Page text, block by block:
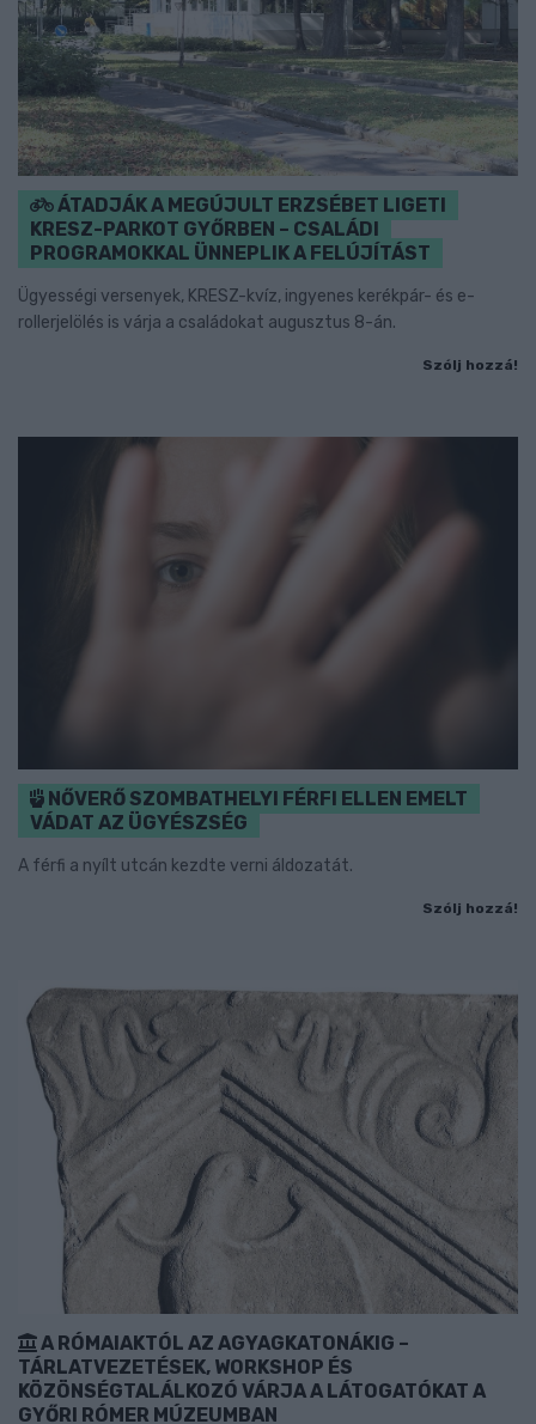
ÁTADJÁK A MEGÚJULT ERZSÉBET LIGETI
KRESZ-PARKOT GYŐRBEN – CSALÁDI
PROGRAMOKKAL ÜNNEPLIK A FELÚJÍTÁST
Ügyességi versenyek, KRESZ-kvíz, ingyenes kerékpár- és e-
rollerjelölés is várja a családokat augusztus 8-án.
Szólj hozzá!
NŐVERŐ SZOMBATHELYI FÉRFI ELLEN EMELT
VÁDAT AZ ÜGYÉSZSÉG
A férfi a nyílt utcán kezdte verni áldozatát.
Szólj hozzá!
A RÓMAIAKTÓL AZ AGYAGKATONÁKIG –
TÁRLATVEZETÉSEK, WORKSHOP ÉS
KÖZÖNSÉGTALÁLKOZÓ VÁRJA A LÁTOGATÓKAT A
GYŐRI RÓMER MÚZEUMBAN